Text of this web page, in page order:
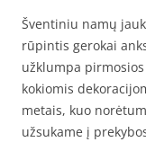
Šventiniu namų
rūpintis gerokai
užklumpa
kokiomis
metais, kuo
užsukame į